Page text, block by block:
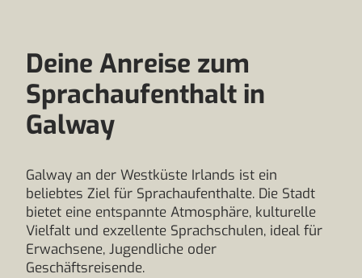
Deine Anreise zum
Sprachaufenthalt in
Galway
Galway an der Westküste Irlands ist ein
beliebtes Ziel für Sprachaufenthalte. Die Stadt
bietet eine entspannte Atmosphäre, kulturelle
Vielfalt und exzellente Sprachschulen, ideal für
Erwachsene, Jugendliche oder
Geschäftsreisende.